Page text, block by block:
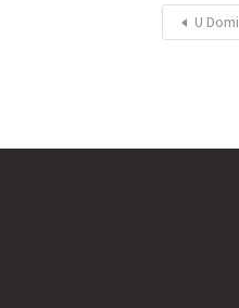
U Domi